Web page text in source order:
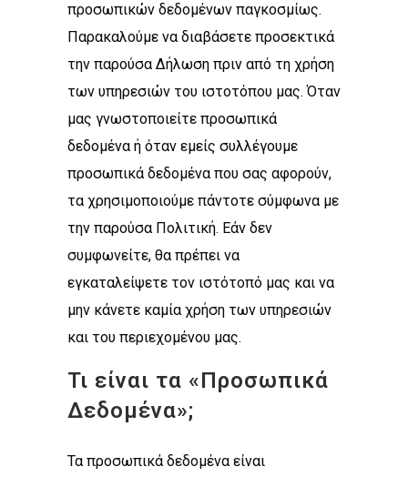
προσωπικών δεδομένων παγκοσμίως.
Παρακαλούμε να διαβάσετε προσεκτικά
την παρούσα Δήλωση πριν από τη χρήση
των υπηρεσιών του ιστοτόπου μας. Όταν
μας γνωστοποιείτε προσωπικά
δεδομένα ή όταν εμείς συλλέγουμε
προσωπικά δεδομένα που σας αφορούν,
τα χρησιμοποιούμε πάντοτε σύμφωνα με
την παρούσα Πολιτική. Εάν δεν
συμφωνείτε, θα πρέπει να
εγκαταλείψετε τον ιστότοπό μας και να
μην κάνετε καμία χρήση των υπηρεσιών
και του περιεχομένου μας.
Τι είναι τα «Προσωπικά
Δεδομένα»;
Τα προσωπικά δεδομένα είναι